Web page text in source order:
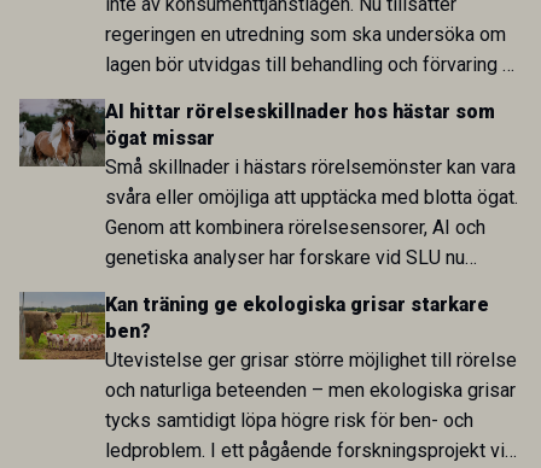
inte av konsumenttjänstlagen. Nu tillsätter
regeringen en utredning som ska undersöka om
lagen bör utvidgas till behandling och förvaring av
levande djur. Bakgrunden är bland annat stigande
kostnader och krav på ökad pristransparens inom
djursjukvården.
AI hittar rörelseskillnader hos hästar som
ögat missar
Små skillnader i hästars rörelsemönster kan vara
svåra eller omöjliga att upptäcka med blotta ögat.
Genom att kombinera rörelsesensorer, AI och
genetiska analyser har forskare vid SLU nu
identifierat både tidigare oupptäckta skillnader
mellan gångarter och en genetisk region som kan
ha betydelse för hur rörelser styrs och
koordineras.
Kan träning ge ekologiska grisar starkare
ben?
Utevistelse ger grisar större möjlighet till rörelse
och naturliga beteenden – men ekologiska grisar
tycks samtidigt löpa högre risk för ben- och
ledproblem. I ett pågående forskningsprojekt vid